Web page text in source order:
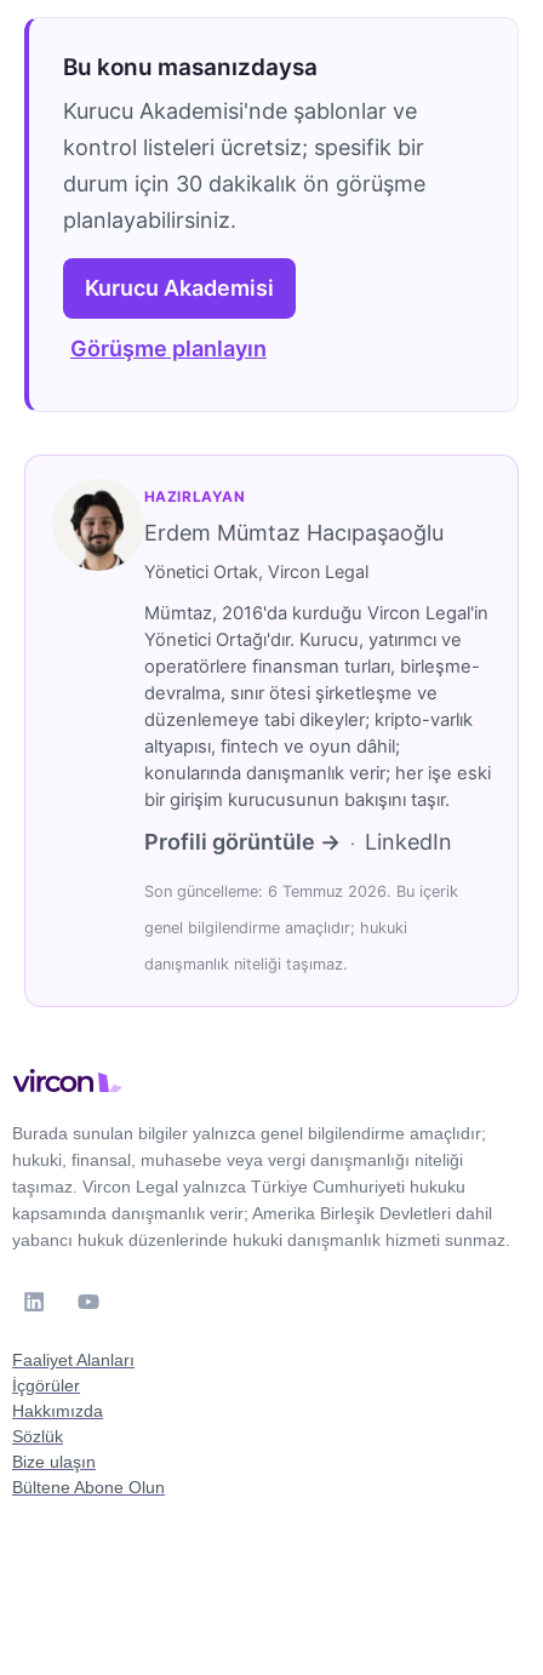
Bu konu masanızdaysa
Kurucu Akademisi'nde şablonlar ve
kontrol listeleri ücretsiz; spesifik bir
durum için 30 dakikalık ön görüşme
planlayabilirsiniz.
Kurucu Akademisi
Görüşme planlayın
HAZIRLAYAN
Erdem Mümtaz Hacıpaşaoğlu
Yönetici Ortak, Vircon Legal
Mümtaz, 2016'da kurduğu Vircon Legal'in
Yönetici Ortağı'dır. Kurucu, yatırımcı ve
operatörlere finansman turları, birleşme-
devralma, sınır ötesi şirketleşme ve
düzenlemeye tabi dikeyler; kripto-varlık
altyapısı, fintech ve oyun dâhil;
konularında danışmanlık verir; her işe eski
bir girişim kurucusunun bakışını taşır.
Profili görüntüle → · LinkedIn
Son güncelleme: 6 Temmuz 2026. Bu içerik
genel bilgilendirme amaçlıdır; hukuki
danışmanlık niteliği taşımaz.
Burada sunulan bilgiler yalnızca genel bilgilendirme amaçlıdır;
hukuki, finansal, muhasebe veya vergi danışmanlığı niteliği
taşımaz. Vircon Legal yalnızca Türkiye Cumhuriyeti hukuku
kapsamında danışmanlık verir; Amerika Birleşik Devletleri dahil
yabancı hukuk düzenlerinde hukuki danışmanlık hizmeti sunmaz.
Faaliyet Alanları
İçgörüler
Hakkımızda
Sözlük
Bize ulaşın
Bültene Abone Olun